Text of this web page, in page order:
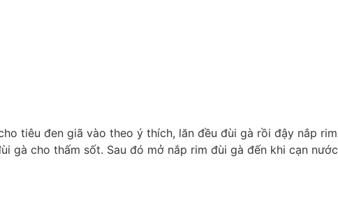
tiêu đen giã vào theo ý thích, lăn đều đùi gà rồi đậy nắp rim
gà cho thấm sốt. Sau đó mở nắp rim đùi gà đến khi cạn nước